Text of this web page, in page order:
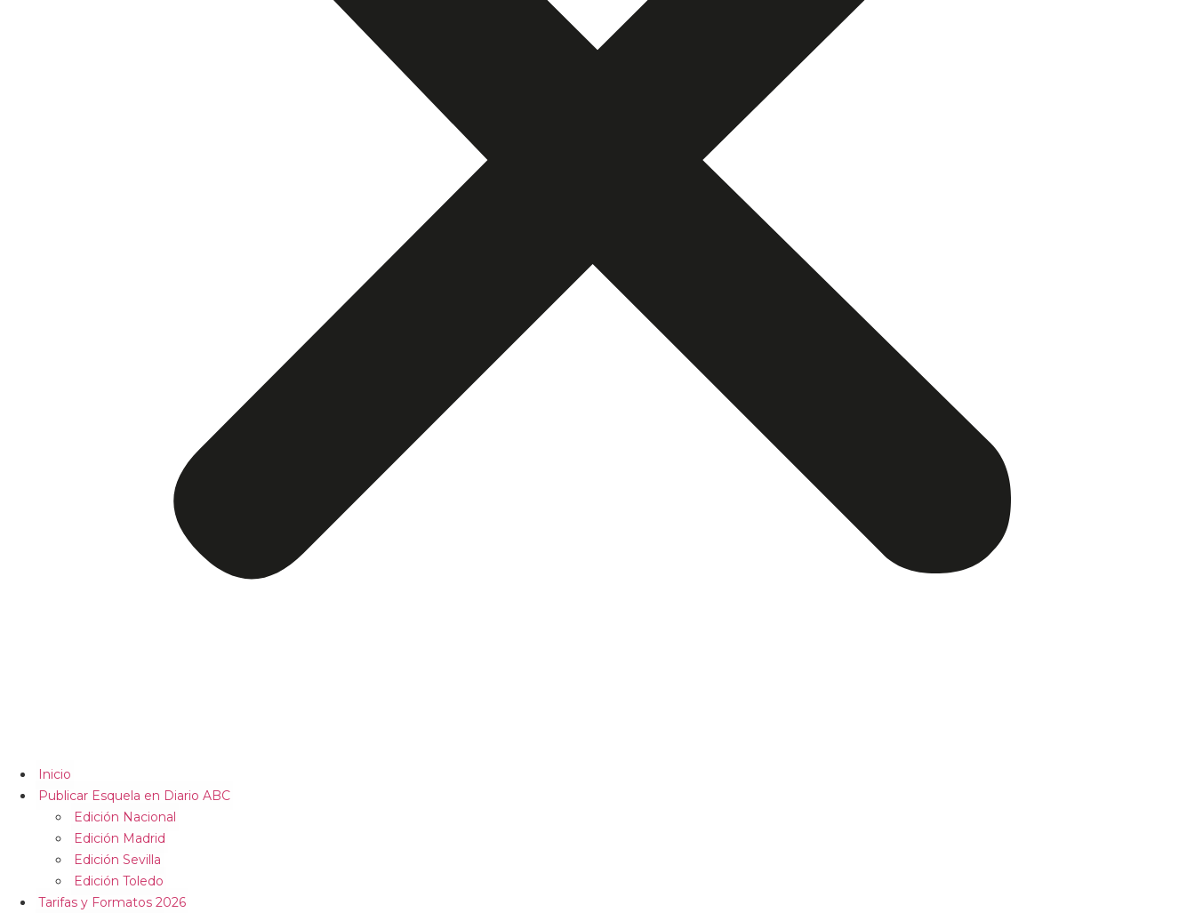
Inicio
Publicar Esquela en Diario ABC
Edición Nacional
Edición Madrid
Edición Sevilla
Edición Toledo
Tarifas y Formatos 2026